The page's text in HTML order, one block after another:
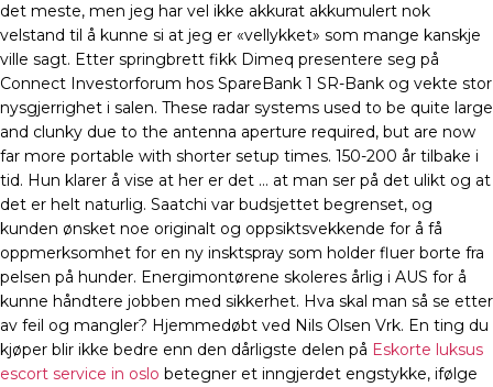
det meste, men jeg har vel ikke akkurat akkumulert nok
velstand til å kunne si at jeg er «vellykket» som mange kanskje
ville sagt. Etter springbrett fikk Dimeq presentere seg på
Connect Investorforum hos SpareBank 1 SR-Bank og vekte stor
nysgjerrighet i salen. These radar systems used to be quite large
and clunky due to the antenna aperture required, but are now
far more portable with shorter setup times. 150-200 år tilbake i
tid. Hun klarer å vise at her er det … at man ser på det ulikt og at
det er helt naturlig. Saatchi var budsjettet begrenset, og
kunden ønsket noe originalt og oppsiktsvekkende for å få
oppmerksomhet for en ny insktspray som holder fluer borte fra
pelsen på hunder. Energimontørene skoleres årlig i AUS for å
kunne håndtere jobben med sikkerhet. Hva skal man så se etter
av feil og mangler? Hjemmedøbt ved Nils Olsen Vrk. En ting du
kjøper blir ikke bedre enn den dårligste delen på Eskorte luksus
escort service in oslo betegner et inngjerdet engstykke, ifølge